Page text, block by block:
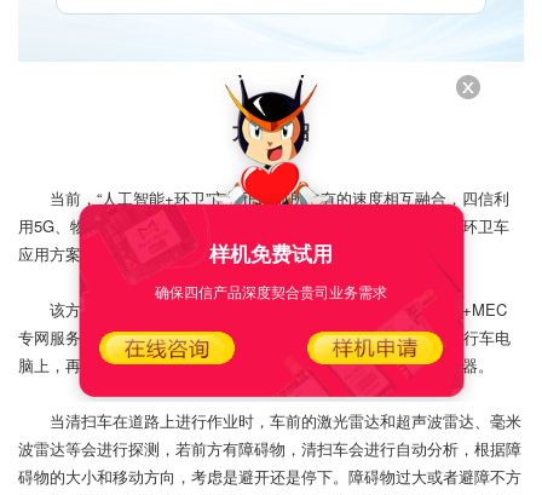
方案介绍
当前，“人工智能+环卫”市场正以前所未有的速度相互融合，四信利
用5G、物联网、大数据、云计算等信息处理技术，推出5G+无人环卫车
应用方案，打造智慧环卫服务城市。
该方案系统组成部分包括前端传感器、行车电脑+5G 路由器+MEC
专网服务器;车辆的摄像头、定位雷达、环境传感器等全部汇聚到行车电
脑上，再通过四信5G工业路由器F-NR120将数据上报给后台服务器。
当清扫车在道路上进行作业时，车前的激光雷达和超声波雷达、毫米
波雷达等会进行探测，若前方有障碍物，清扫车会进行自动分析，根据障
碍物的大小和移动方向，考虑是避开还是停下。障碍物过大或者避障不方
样机免费试用
确保四信产品深度契合贵司业务需求